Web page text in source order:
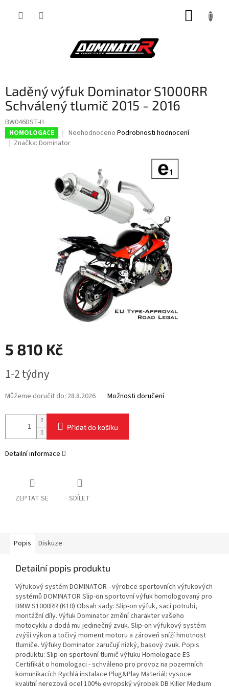
Laděný výfuk Dominator S1000RR
Schválený tlumič 2015 - 2016
BW046DST-H
HOMOLOGACE
Průměrné
hodnocení
0,0
z
5
hvězdiček.
Neohodnoceno Podrobnosti hodnocení
Značka: Dominator
5 810 Kč
cena:
1-2 týdny
Můžeme doručit do: 28.8.2026 Možnosti doručení
Přidat do košíku
Detailní informace
ZEPTAT SE SDÍLET
Popis Diskuze
Detailní popis produktu
Výfukový systém DOMINATOR - výrobce sportovních výfukových
systémů DOMINATOR Slip-on sportovní výfuk homologovaný pro
BMW S1000RR (K10) Obsah sady: Slip-on výfuk, sací potrubí,
montážní díly. Výfuk Dominator změní charakter vašeho
motocyklu a dodá mu jedinečný zvuk. Slip-on výfukový systém
zvýší výkon a točivý moment motoru a zároveň sníží hmotnost
tlumiče. Výfuky Dominator zaručují nízký, basový zvuk. Popis
produktu: Slip-on sportovní tlumič výfuku Homologace ES
Certifikát o homologaci - schváleno pro provoz na pozemních
komunikacích Rychlá instalace Plug&Play Materiál: vysoce
kvalitní nerezová ocel 100% evropský výrobek DB Killer Medium